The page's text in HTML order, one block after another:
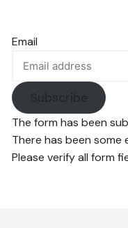
Email
Subscribe
The form has been
There has been
Please verify all form